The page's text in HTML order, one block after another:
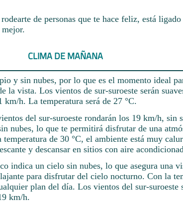
de personas que te hace feliz, está
CLIMA DE MAÑANA
y sin nubes, por lo que es el momento ideal
la vista. Los vientos de sur-suroeste serán
km/h. La temperatura será de 27 °C.
del sur-suroeste rondarán los 19 km/h, sin
nubes, lo que te permitirá disfrutar de una
de 30 °C, el ambiente está muy
y descansar en sitios con aire
indica un cielo sin nubes, lo que asegura una
para disfrutar del cielo nocturno. Con la
plan del día. Los vientos del sur-suroeste
km/h.